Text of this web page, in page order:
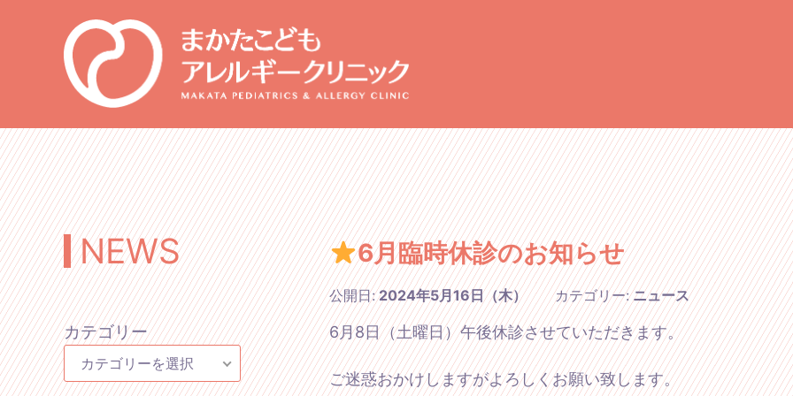
NEWS
カテゴリー
カテゴリーを選択
6月臨時休診のお知らせ
公開日:2024年5月16日（木） カテゴリー:ニュース
6月8日（土曜日）午後休診させていただきます。
ご迷惑おかけしますがよろしくお願い致します。